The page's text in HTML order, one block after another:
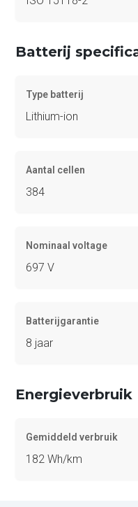
Batterij
Type batterij
Lithium-ion
Aantal cellen
384
Nominaal voltage
697 V
Batterijgarantie
8 jaar
Energieverbruik
Gemiddeld verbruik
182 Wh/km